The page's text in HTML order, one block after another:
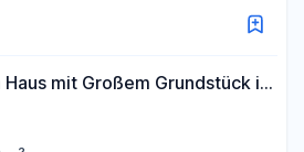
mit Großem Grundstück im
Zustand.